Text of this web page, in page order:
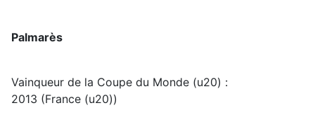
Palmarès
Vainqueur de la Coupe du Monde (u20) :
2013 (France (u20))